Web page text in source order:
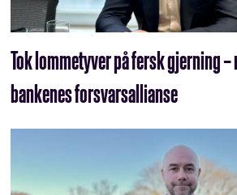
Tok lommetyver på fersk gjerning
bankenes forsvarsallianse